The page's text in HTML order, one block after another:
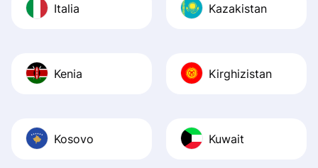
Italia Kazakistan
Kenia Kirghizistan
Kosovo Kuwait